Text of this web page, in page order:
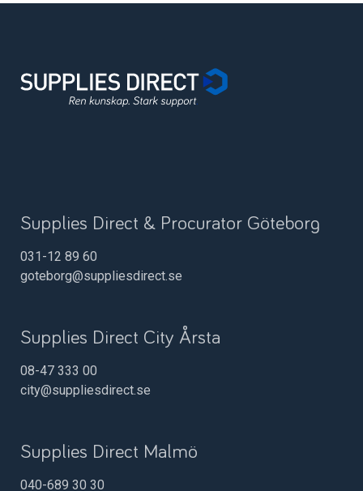
Supplies Direct & Procurator Göteborg
031-12 89 60
goteborg@suppliesdirect.se
Supplies Direct City Årsta
08-47 333 00
city@suppliesdirect.se
Supplies Direct Malmö
040-689 30 30